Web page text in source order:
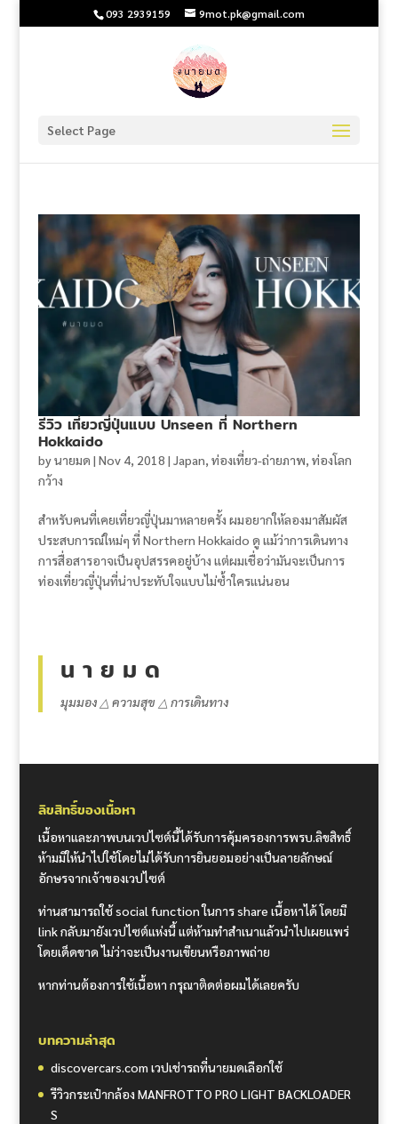
093 2939159 9mot.pk@gmail.com
Select Page
รีวิว เที่ยวญี่ปุ่นแบบ Unseen ที่ Northern
Hokkaido
byนายมด | Nov 4, 2018 | Japan, ท่องเที่ยว-ถ่ายภาพ, ท่องโลก
กว้าง
สำหรับคนที่เคยเที่ยวญี่ปุ่นมาหลายครั้ง ผมอยากให้ลองมาสัมผัส
ประสบการณ์ใหม่ๆ ที่ ​Northern Hokkaido ดู แม้ว่าการเดินทาง
การสื่อสารอาจเป็นอุปสรรคอยู่บ้าง แต่ผมเชื่อว่ามันจะเป็นการ
ท่องเที่ยวญี่ปุ่นที่น่าประทับใจแบบไม่ซ้ำใครแน่นอน
น า ย ม ด
มุมมอง △ ความสุข △ การเดินทาง
ลิขสิทธิ์ของเนื้อหา
เนื้อหาและภาพบนเวปไซต์นี้ได้รับการคุ้มครองการพรบ.ลิขสิทธิ์
ห้ามมิให้นำไปใช้โดยไม่ได้รับการยินยอมอย่างเป็นลายลักษณ์
อักษรจากเจ้าของเวปไซต์
ท่านสามารถใช้ social function ในการ share เนื้อหาได้ โดยมี
link กลับมายังเวปไซต์แห่งนี้ แต่ห้ามทำสำเนาแล้วนำไปเผยแพร่
โดยเด็ดขาด ไม่ว่าจะเป็นงานเขียนหรือภาพถ่าย
หากท่านต้องการใช้เนื้อหา กรุณาติดต่อผมได้เลยครับ
บทความล่าสุด
discovercars.com เวปเช่ารถที่นายมดเลือกใช้
รีวิวกระเป๋ากล้อง MANFROTTO PRO LIGHT BACKLOADER
S